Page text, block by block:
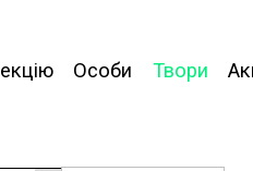
Особи Твори